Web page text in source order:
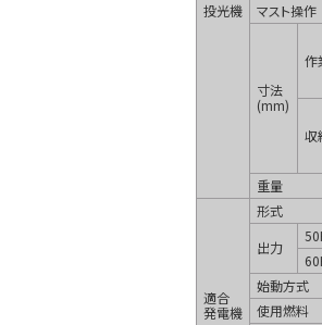
投光機
マスト操作
寸法
(mm)
作
収
重量
適合
発電機
形式
出力
始動方式
使用燃料